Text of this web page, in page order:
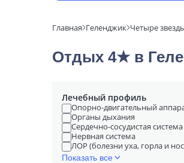
Главная Геленджик Четыре
Отдых 4★ в
Лечебный профиль
Опорно-двигательный
Органы дыхания
Сердечно-сосудистая система
Нервная система
ЛОР (болезни уха, горла и
Показать все